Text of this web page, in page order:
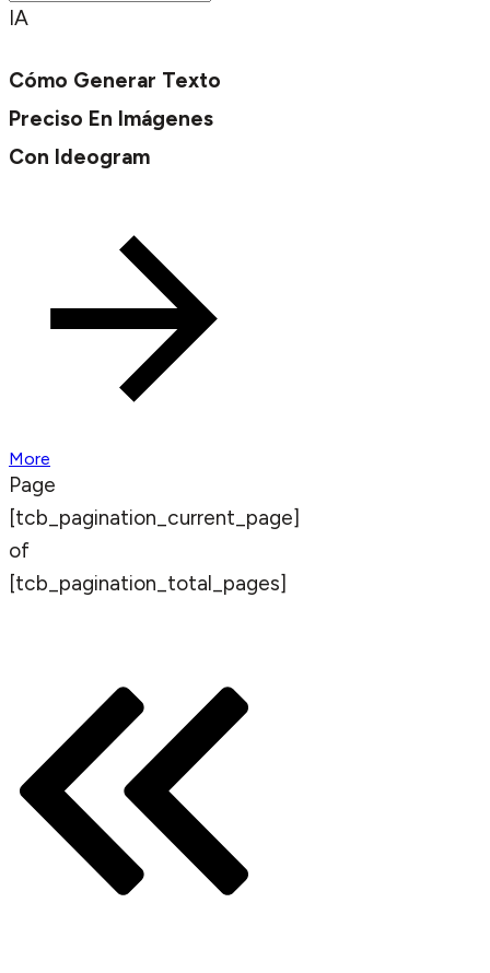
IA
Cómo Generar Texto
Preciso En Imágenes
Con Ideogram
More
Page
[tcb_pagination_current_page]
of
[tcb_pagination_total_pages]